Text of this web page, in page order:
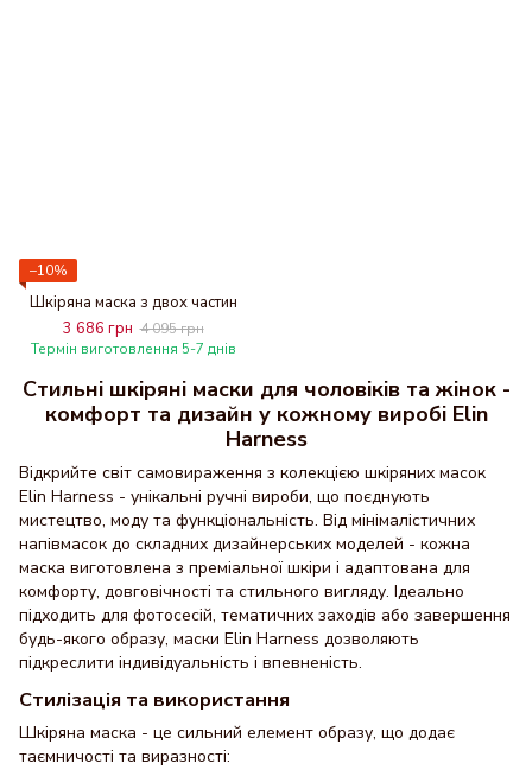
−10%
Шкіряна маска з двох частин
3 686 грн 4 095 грн
Термін виготовлення 5-7 днів
Стильні шкіряні маски для чоловіків та жінок -
комфорт та дизайн у кожному виробі Elin
Harness
Відкрийте світ самовираження з колекцією шкіряних масок
Elin Harness - унікальні ручні вироби, що поєднують
мистецтво, моду та функціональність. Від мінімалістичних
напівмасок до складних дизайнерських моделей - кожна
маска виготовлена з преміальної шкіри і адаптована для
комфорту, довговічності та стильного вигляду. Ідеально
підходить для фотосесій, тематичних заходів або завершення
будь-якого образу, маски Elin Harness дозволяють
підкреслити індивідуальність і впевненість.
Стилізація та використання
Шкіряна маска - це сильний елемент образу, що додає
таємничості та виразності: